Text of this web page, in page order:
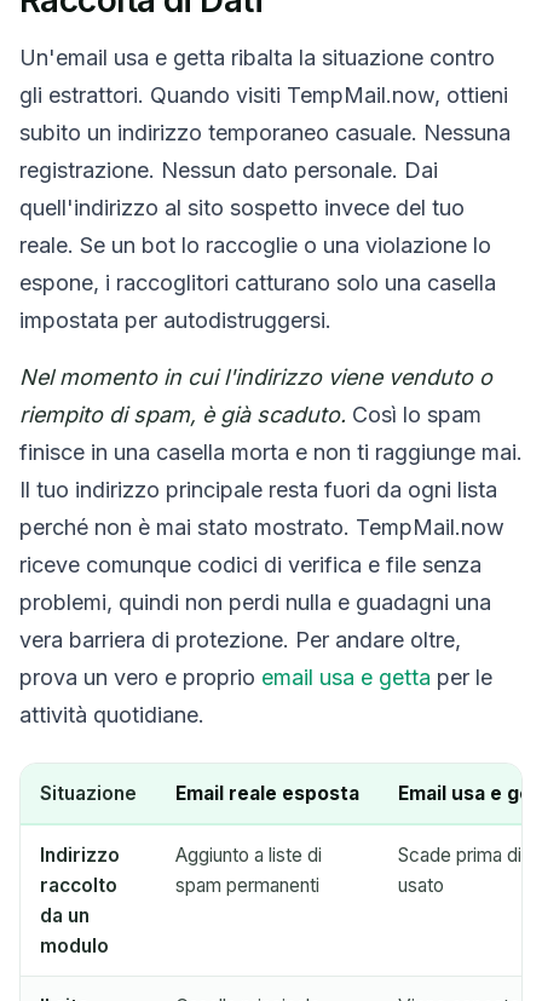
Un'email usa e getta ribalta la situazione contro
gli estrattori. Quando visiti TempMail.now, ottieni
subito un indirizzo temporaneo casuale. Nessuna
registrazione. Nessun dato personale. Dai
quell'indirizzo al sito sospetto invece del tuo
reale. Se un bot lo raccoglie o una violazione lo
espone, i raccoglitori catturano solo una casella
impostata per autodistruggersi.
Nel momento in cui l'indirizzo viene venduto o
riempito di spam, è già scaduto. Così lo spam
finisce in una casella morta e non ti raggiunge mai.
Il tuo indirizzo principale resta fuori da ogni lista
perché non è mai stato mostrato. TempMail.now
riceve comunque codici di verifica e file senza
problemi, quindi non perdi nulla e guadagni una
vera barriera di protezione. Per andare oltre,
prova un vero e proprio email usa e getta per le
attività quotidiane.
Situazione Email reale esposta Email usa e
Indirizzo
raccolto
da un
modulo
Aggiunto a liste di
spam permanenti
Scade prima di
usato